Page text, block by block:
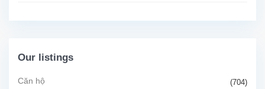
Our listings
Căn hộ (704)